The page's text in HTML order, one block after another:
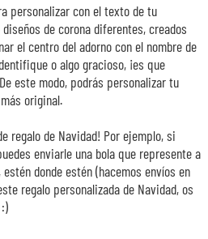
personalizar con el texto de tu
de corona diferentes, creados
el centro del adorno con el nombre de
o algo gracioso, ¡es que
este modo, podrás personalizar tu
original.
regalo de Navidad! Por ejemplo, si
enviarle una bola que represente a
donde estén (hacemos envíos en
regalo personalizada de Navidad, os